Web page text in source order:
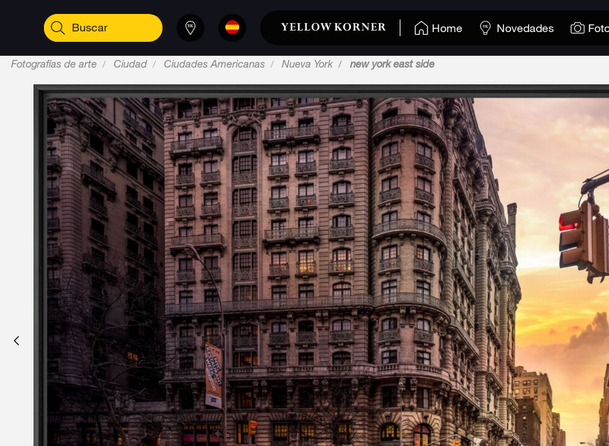
Home Novedades
Fotografías de arte Ciudad Ciudades Americanas Nueva York new york east side